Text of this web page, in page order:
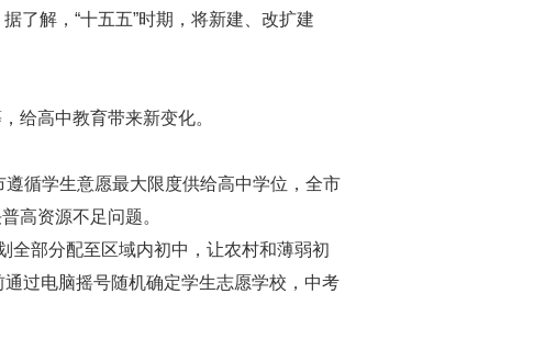
了解，“十五五”时期，将新建、改扩建
给高中教育带来新变化。
循学生意愿最大限度供给高中学位，全市
高资源不足问题。
全部分配至区域内初中，让农村和薄弱初
过电脑摇号随机确定学生志愿学校，中考